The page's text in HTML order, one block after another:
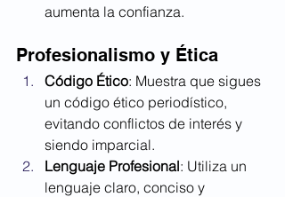
aumenta la confianza.
Profesionalismo y Ética
Código Ético: Muestra que sigues
un código ético periodístico,
evitando conflictos de interés y
siendo imparcial.
Lenguaje Profesional: Utiliza un
lenguaje claro, conciso y